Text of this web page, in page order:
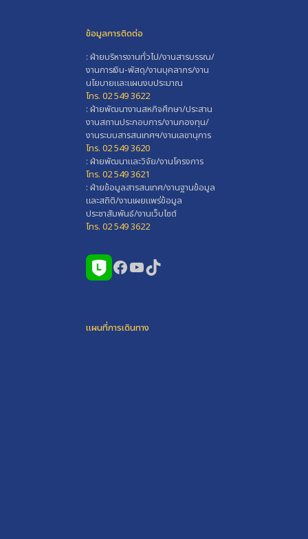
ข้อมูลการติดต่อ
: ฝ่ายบริหารงานทั่วไป/งานสารบรรณ/
งานการเงิน-พัสดุ/งานบุคลากร/งาน
นโยบายและแผนงบประมาณ
โทร. 02 549 3622
: ฝ่ายพัฒนางานสหกิจศึกษา/ประสาน
งานสถานประกอบการ/งานกองทุน/
งานระบบสารสนเทศฯ/งานเลขานุการ
โทร. 02 549 3620
: ฝ่ายพัฒนาและวิจัย/งานโครงการ
โทร. 02 549 3621
: ฝ่ายข้อมูลสารสนเทศ/งานฐานข้อมูล
และสถิติ/งานเผยแพร่ข้อมูล
ประชาสัมพันธ์/งานเว็บไซต์
โทร. 02 549 3622
Facebook
YouTube
TikTok
แผนที่การเดินทาง